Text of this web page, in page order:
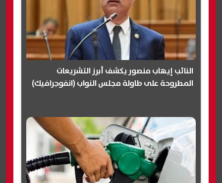
النائب إيهاب منصور يكشف أبرز التشريعات
المطروحة على طاولة مجلس النواب (انفوجرافيك)